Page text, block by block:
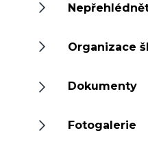
Organizace
Dokumenty
Fotogalerie